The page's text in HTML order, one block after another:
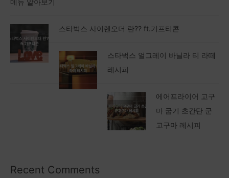
스타벅스 사이렌오더 란?? ft.기프티콘
스타벅스 얼그레이 바닐라 티 라떼
레시피
에어프라이어 고구
마 굽기 초간단 군
고구마 레시피
Recent Comments